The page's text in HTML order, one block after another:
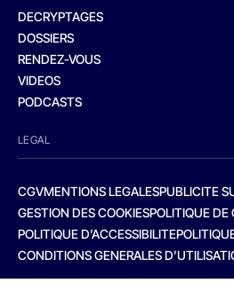
DECRYPTAGES
DOSSIERS
RENDEZ-VOUS
VIDEOS
PODCASTS
LEGAL
CGVMENTIONS LEGALESPUBLICITE
GESTION DES COOKIESPOLITIQUE
POLITIQUE D’ACCESSIBILITE
CONDITIONS GENERALES